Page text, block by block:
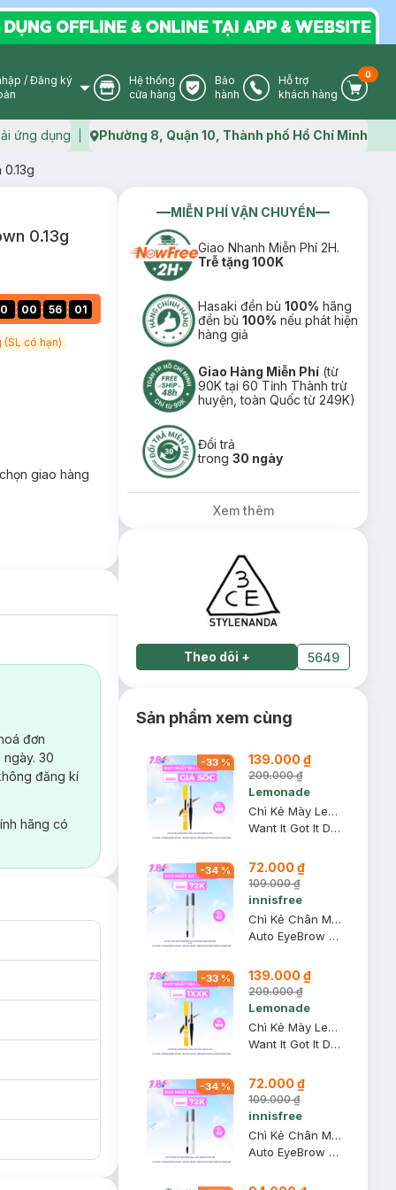
User Icon
/ Đăng ký
Store Icon
Hệ thống
cửa hàng
Warranty Icon
Bảo
hành
Phone Icon
Hỗ trợ
khách hàng
Cart
0
ứng dụng Map icon
Phường 8, Quận 10, Thành phố Hồ Chí Minh
0.13g
0 : 00 : 56 : 00
(SL có hạn)
giao hàng
đơn
30
đăng kí
hãng có
MIỄN PHÍ VẬN CHUYỂN
Giao Nhanh Miễn Phí 2H.
Trễ tặng 100K
Hasaki đền bù100% hãng
đền bù100% nếu phát hiện
hàng giả
Giao Hàng Miễn Phí (từ
90K tại 60 Tỉnh Thành trừ
huyện, toàn Quốc từ 249K)
Đổi trả
trong30 ngày
Xem thêm
Theo dõi + 5649
Sản phẩm xem cùng
-33% 139.000 ₫
209.000 ₫
Lemonade
Chì Kẻ Mày Lemonade 2 Đầu Màu Nâu Đậm 2g+2ml
Want It Got It Dual Eyebrow #Dark Brown
-34% 72.000 ₫
109.000 ₫
innisfree
Chì Kẻ Chân Mày innisfree Màu 5 Expresso Brown (Mới) 0.3g
Auto EyeBrow Pencil
-33% 139.000 ₫
209.000 ₫
Lemonade
Chì Kẻ Mày Lemonade 2 Đầu Màu Nâu Xám 2g+2ml
Want It Got It Dual Eyebrow #Gray Brown
-34% 72.000 ₫
109.000 ₫
innisfree
Chì Kẻ Chân Mày innisfree Màu 4 Ash Brown (Mới) 0.3g
Auto EyeBrow Pencil